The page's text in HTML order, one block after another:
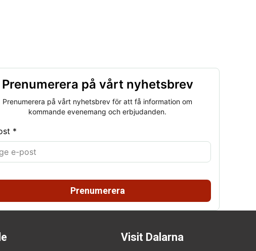
Prenumerera på vårt nyhetsbrev
Prenumerera på vårt nyhetsbrev för att få information om
kommande evenemang och erbjudanden.
*
Prenumerera
Visit Dalarna